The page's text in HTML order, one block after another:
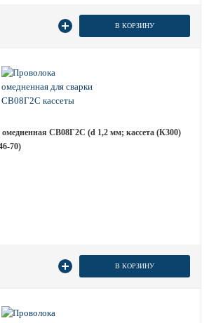
В КОРЗИНУ
СВ08Г2С (d 1,2 мм; кассета (К300)
70)
В КОРЗИНУ